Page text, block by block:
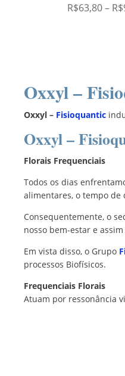
R$63,80– R$
Oxxyl –
Oxxyl – Fisioquantic
Oxxyl –
Florais Frequenciais
Todos os dias
alimentares, o tempo de
Consequentemente, o
nosso bem-estar e
Em vista disso, o Grupo
processos Biofísicos.
Frequenciais Florais
Atuam por ressonância